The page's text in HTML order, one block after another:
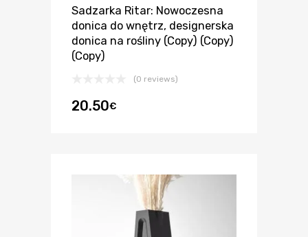
Sadzarka Ritar: Nowoczesna
donica do wnętrz, designerska
donica na rośliny (Copy) (Copy)
(Copy)
(0 reviews)
20.50€